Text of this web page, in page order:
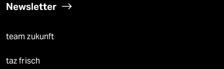
Newsletter
team zukunft
taz frisch